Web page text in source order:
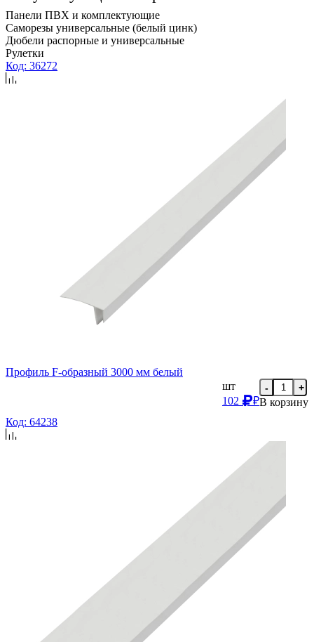
Панели ПВХ и комплектующие
Саморезы универсальные (белый цинк)
Дюбели распорные и универсальные
Рулетки
Код: 36272
Профиль F-образный 3000 мм белый
шт
102
₽
- +
В корзину
Код: 64238